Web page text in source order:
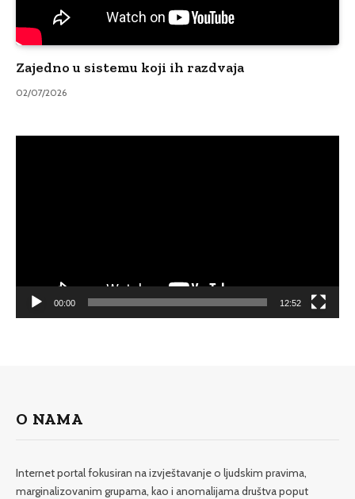
Zajedno u sistemu koji ih razdvaja
02/07/2026
00:00 12:52
O NAMA
Internet portal fokusiran na izvještavanje o ljudskim pravima,
marginalizovanim grupama, kao i anomalijama društva poput